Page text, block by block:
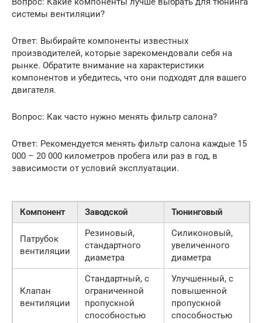
системы вентиляции?
Ответ: Выбирайте компоненты известных
производителей, которые зарекомендовали себя на
рынке. Обратите внимание на характеристики
компонентов и убедитесь, что они подходят для вашего
двигателя.
Вопрос: Как часто нужно менять фильтр салона?
Ответ: Рекомендуется менять фильтр салона каждые 15
000 – 20 000 километров пробега или раз в год, в
зависимости от условий эксплуатации.
Компонент Заводской Тюнинговый
Патрубок
вентиляции
Резиновый,
стандартного
диаметра
Силиконовый,
увеличенного
диаметра
Клапан
вентиляции
Стандартный, с
ограниченной
пропускной
способностью
Улучшенный, с
повышенной
пропускной
способностью